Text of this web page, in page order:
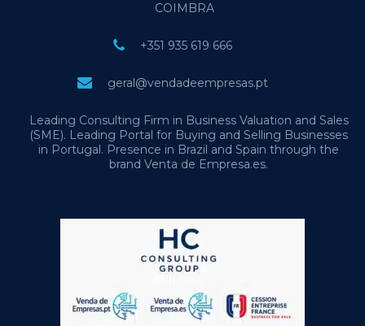
COIMBRA
+351 935 619 666
geral@vendadeempresas.pt
Leading Consulting Firm in Business Valuation and Sales
(SME). Leading Portal for Buying and Selling Businesses
in Portugal. Presence in Brazil and Spain through the
brand Venta de Empresa.es.